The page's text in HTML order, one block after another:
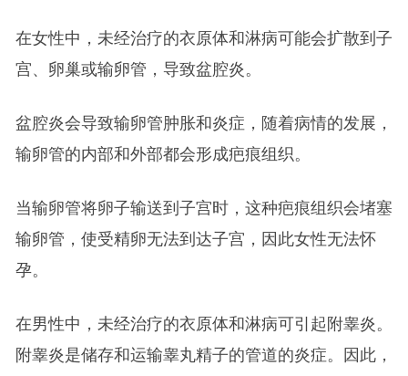
在女性中，未经治疗的衣原体和淋病可能会扩散到子
宫、卵巢或输卵管，导致盆腔炎。
盆腔炎会导致输卵管肿胀和炎症，随着病情的发展，
输卵管的内部和外部都会形成疤痕组织。
当输卵管将卵子输送到子宫时，这种疤痕组织会堵塞
输卵管，使受精卵无法到达子宫，因此女性无法怀
孕。
在男性中，未经治疗的衣原体和淋病可引起附睾炎。
附睾炎是储存和运输睾丸精子的管道的炎症。因此，